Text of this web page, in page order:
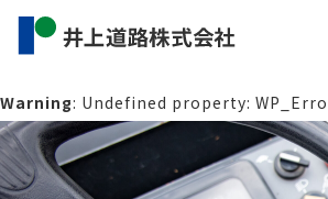
Warning: Undefined property:
/home/macolab2/inouedoro.co.jp/
content/themes/
line14